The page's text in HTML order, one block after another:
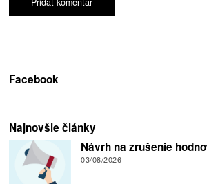
Facebook
Najnovšie články
Návrh na zrušenie
03/08/2026